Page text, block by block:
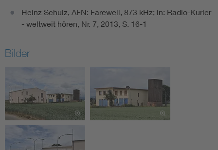
Heinz Schulz, AFN: Farewell, 873 kHz; in: Radio-Kurier
- weltweit hören, Nr. 7, 2013, S. 16-1
Bilder